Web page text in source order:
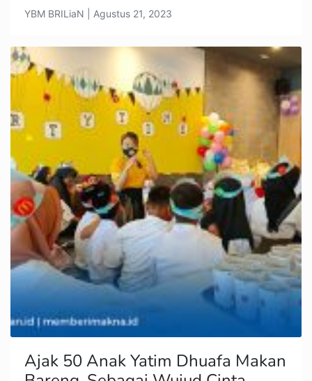
YBM BRILiaN | Agustus 21, 2023
Ajak 50 Anak Yatim Dhuafa Makan